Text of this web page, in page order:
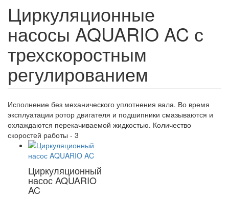
Циркуляционные
насосы AQUARIO AC с
трехскоростным
регулированием
Исполнение без механического уплотнения вала. Во время
эксплуатации ротор двигателя и подшипники смазываются и
охлаждаются перекачиваемой жидкостью. Количество
скоростей работы - 3
Циркуляционный
насос AQUARIO
AC